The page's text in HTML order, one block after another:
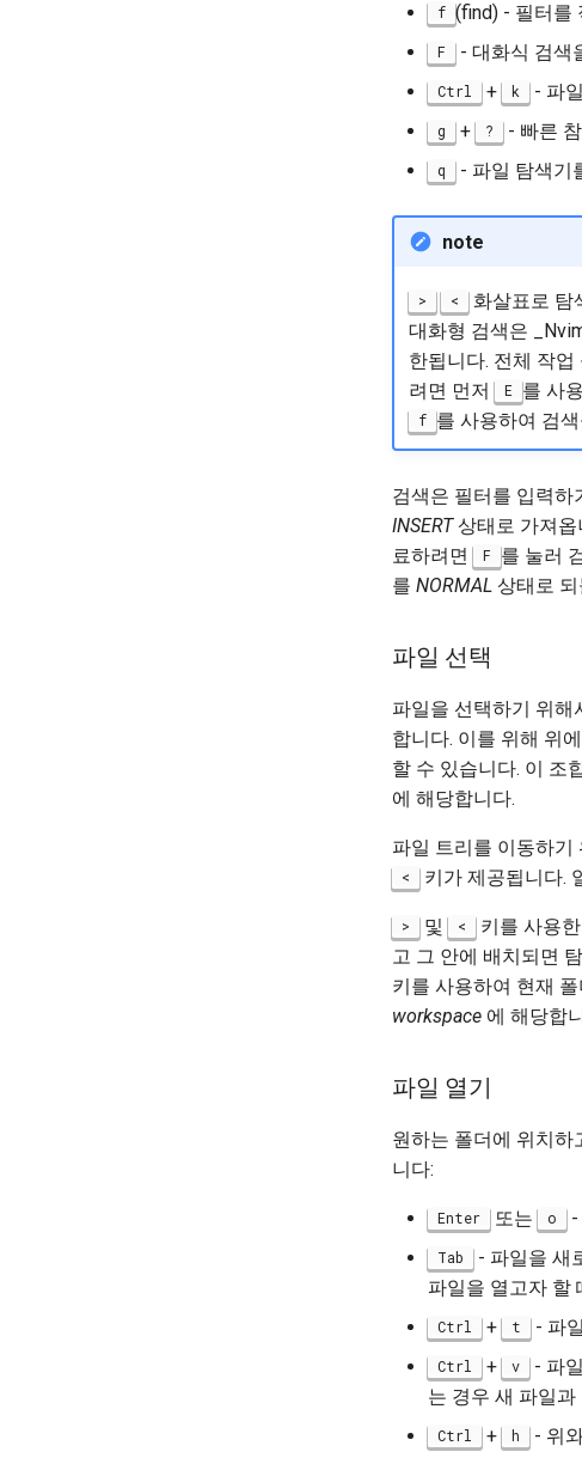
f (find) - 필터를
F - 대화식 검색
Ctrl + k - 파
g + ? - 빠른
q - 파일 탐색기
note
> < 화살표로 탐
대화형 검색은
한됩니다. 전체 작
려면 먼저
E 를 사
f 를 사용하여 검
검색은 필터를 입력하
INSERT상태로 가져옵
료하려면
F 를 눌러
를 NORMAL 상태로
파일 선택
파일을 선택하기 위해
합니다. 이를 위해 위
할 수 있습니다. 이 조
에 해당합니다.
파일 트리를 이동하기
< 키가 제공됩니다.
> 및 < 키를 사용한
고 그 안에 배치되면
키를 사용하여 현재
workspace 에 해당합
파일 열기
원하는 폴더에 위치하
니다:
Enter 또는 o -
Tab - 파일을 새
파일을 열고자 할
Ctrl + t - 파
Ctrl + v - 파
는 경우 새 파일
Ctrl + h - 위